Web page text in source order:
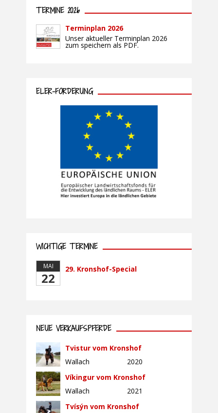
TERMINE 2026
Terminplan 2026
Unser aktueller Terminplan 2026
zum speichern als PDF.
ELER-FÖRDERUNG
WICHTIGE TERMINE
MAI
22
29. Kronshof-Special
NEUE VERKAUFSPFERDE
Tvistur vom Kronshof
Wallach
2020
Víkingur vom Kronshof
Wallach
2021
Tvísýn vom Kronshof